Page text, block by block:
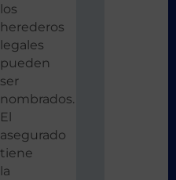
los
herederos
legales
pueden
ser
nombrados.
El
asegurado
tiene
la